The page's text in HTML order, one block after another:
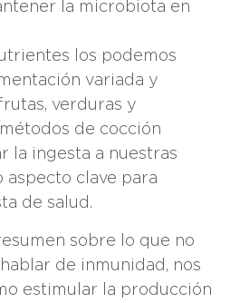
la microbiota en
los podemos
variada y
verduras y
de cocción
la ingesta a nuestras
aspecto clave para
de salud.
sobre lo que no
de inmunidad, nos
estimular la producción